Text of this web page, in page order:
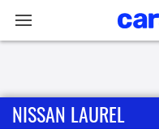
Accueil
NISSAN LAUREL